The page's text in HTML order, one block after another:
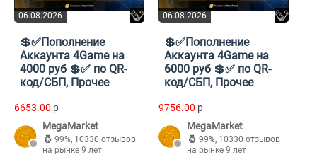
06.08.2026
💲✅Пополнение
Аккаунта 4Game на
4000 руб 💲✅ по QR-
код/СБП, Прочее
6653.00 p
MegaMarket
99%, 10330 отзывов
на рынке 9 лет
06.08.2026
💲✅Пополнение
Аккаунта 4Game на
6000 руб 💲✅ по QR-
код/СБП, Прочее
9756.00 p
MegaMarket
99%, 10330 отзывов
на рынке 9 лет